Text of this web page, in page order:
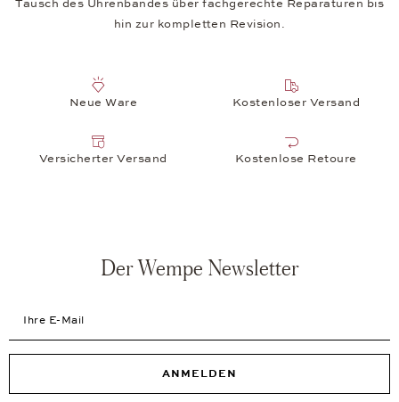
Tausch des Uhrenbandes über fachgerechte Reparaturen bis
hin zur kompletten Revision.
Neue Ware Kostenloser Versand
Versicherter Versand Kostenlose Retoure
Der Wempe Newsletter
ANMELDEN